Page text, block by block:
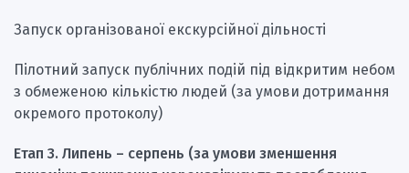
Запуск організованої екскурсійної дільності
Пілотний запуск публічних подій під відкритим небом
з обмеженою кількістю людей (за умови дотримання
окремого протоколу)
Етап 3. Липень – серпень (за умови зменшення